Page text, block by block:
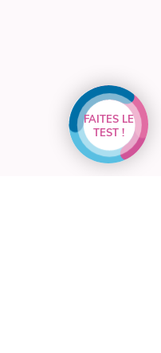
FAITES LE
TEST !